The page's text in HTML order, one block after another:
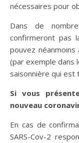
nécessaires pour
Dans de
confirmeront pas
pouvez
(par exemple dans
saisonnière qui est
Si vous
nouveau
En cas de
SARS-Cov-2